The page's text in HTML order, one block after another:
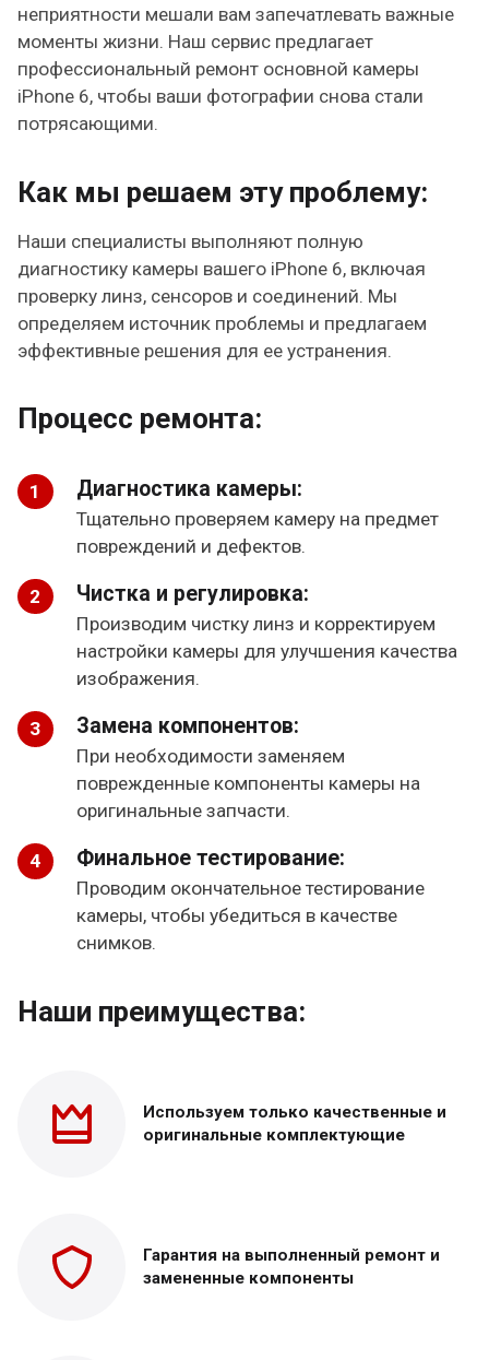
неприятности мешали вам запечатлевать важные
моменты жизни. Наш сервис предлагает
профессиональный ремонт основной камеры
iPhone 6, чтобы ваши фотографии снова стали
потрясающими.
Как мы решаем эту проблему:
Наши специалисты выполняют полную
диагностику камеры вашего iPhone 6, включая
проверку линз, сенсоров и соединений. Мы
определяем источник проблемы и предлагаем
эффективные решения для ее устранения.
Процесс ремонта:
Диагностика камеры:
Тщательно проверяем камеру на предмет
повреждений и дефектов.
Чистка и регулировка:
Производим чистку линз и корректируем
настройки камеры для улучшения качества
изображения.
Замена компонентов:
При необходимости заменяем
поврежденные компоненты камеры на
оригинальные запчасти.
Финальное тестирование:
Проводим окончательное тестирование
камеры, чтобы убедиться в качестве
снимков.
Наши преимущества:
Используем только качественные и
оригинальные комплектующие
Гарантия на выполненный ремонт и
замененные компоненты